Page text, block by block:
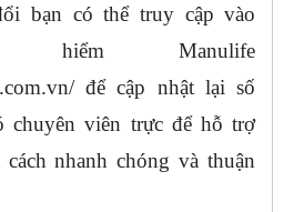
bạn có thể truy cập vào
hiểm Manulife
để cập nhật lại số
chuyên viên trực để hỗ trợ
nhanh chóng và thuận